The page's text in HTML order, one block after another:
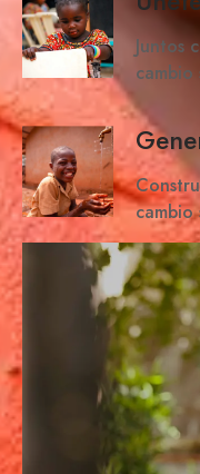
Juntos
cambio
cambio